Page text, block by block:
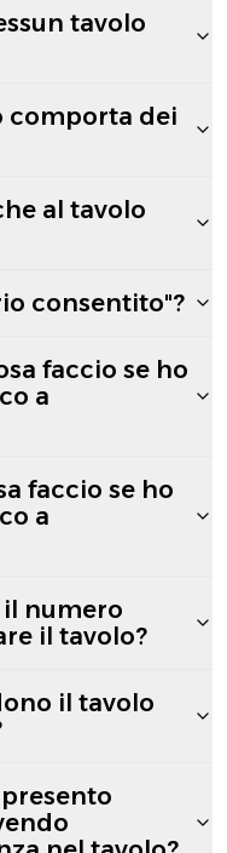
tavolo
comporta dei
al tavolo
consentito"?
faccio se ho
a
faccio se ho
a
numero
il tavolo?
il tavolo